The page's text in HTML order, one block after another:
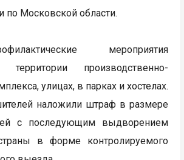
Московской области.
мероприятия
производственно-
улицах, в парках и хостелах.
наложили штраф в размере
с последующим выдворением
в форме контролируемого